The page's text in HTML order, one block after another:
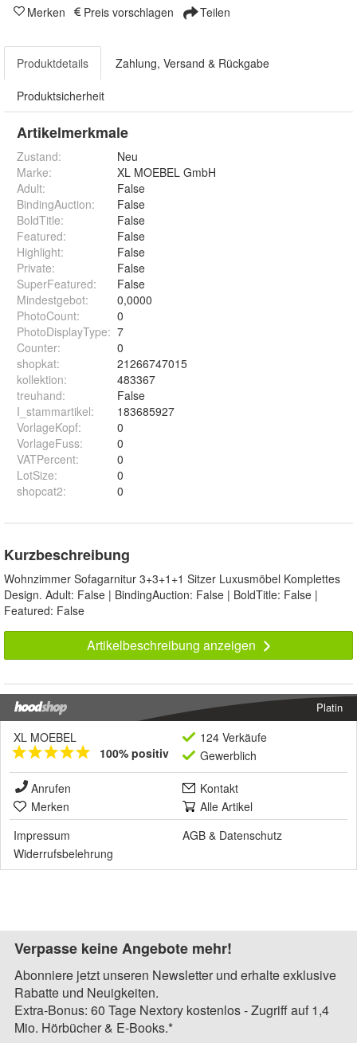
Merken Preis vorschlagen Teilen
Produktdetails Zahlung, Versand & Rückgabe
Produktsicherheit
Artikelmerkmale
Zustand:
Neu
Marke:
XL MOEBEL GmbH
Adult:
False
BindingAuction:
False
BoldTitle:
False
Featured:
False
Highlight:
False
Private:
False
SuperFeatured:
False
Mindestgebot:
0,0000
PhotoCount:
0
PhotoDisplayType: 7
Counter:
0
shopkat:
21266747015
kollektion:
483367
treuhand:
False
I_stammartikel:
183685927
VorlageKopf:
0
VorlageFuss:
0
VATPercent:
0
LotSize:
0
shopcat2: 0
Kurzbeschreibung
Wohnzimmer Sofagarnitur 3+3+1+1 Sitzer Luxusmöbel Komplettes
Design. Adult: False | BindingAuction: False | BoldTitle: False |
Featured: False
Artikelbeschreibung anzeigen
Platin
XL MOEBEL
100% positiv
124 Verkäufe
Gewerblich
Anrufen
Kontakt
Merken
Alle Artikel
Impressum
AGB & Datenschutz
Widerrufsbelehrung
Verpasse keine Angebote mehr!
Abonniere jetzt unseren Newsletter und erhalte exklusive
Rabatte und Neuigkeiten.
Extra-Bonus: 60 Tage Nextory kostenlos - Zugriff auf 1,4
Mio. Hörbücher & E-Books.*